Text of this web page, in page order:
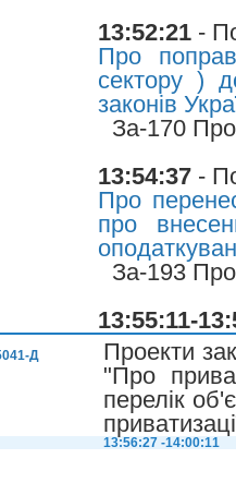
13:52:21 -
Про
сектору )
законів
За-170
13:54:37 -
Про
про
За-193
13:55:11-
Д
Проекти
"Про
перелік
13:56:27 -14:00:11